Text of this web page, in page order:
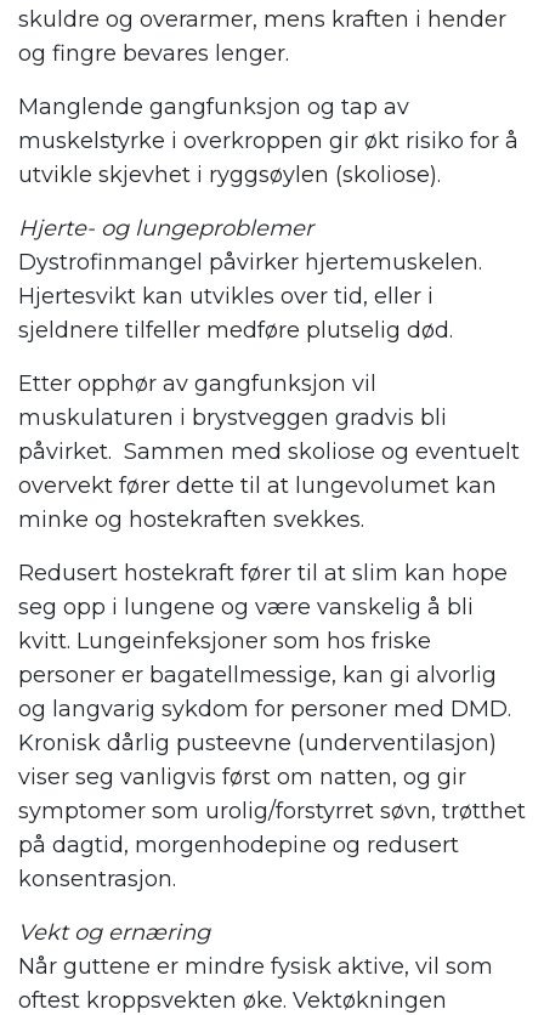
skuldre og overarmer, mens kraften i hender
og fingre bevares lenger.
Manglende gangfunksjon og tap av
muskelstyrke i overkroppen gir økt risiko for å
utvikle skjevhet i ryggsøylen (skoliose).
Hjerte- og lungeproblemer
Dystrofinmangel påvirker hjertemuskelen.
Hjertesvikt kan utvikles over tid, eller i
sjeldnere tilfeller medføre plutselig død.
Etter opphør av gangfunksjon vil
muskulaturen i brystveggen gradvis bli
påvirket. Sammen med skoliose og eventuelt
overvekt fører dette til at lungevolumet kan
minke og hostekraften svekkes.
Redusert hostekraft fører til at slim kan hope
seg opp i lungene og være vanskelig å bli
kvitt. Lungeinfeksjoner som hos friske
personer er bagatellmessige, kan gi alvorlig
og langvarig sykdom for personer med DMD.
Kronisk dårlig pusteevne (underventilasjon)
viser seg vanligvis først om natten, og gir
symptomer som urolig/forstyrret søvn, trøtthet
på dagtid, morgenhodepine og redusert
konsentrasjon.
Vekt og ernæring
Når guttene er mindre fysisk aktive, vil som
oftest kroppsvekten øke. Vektøkningen